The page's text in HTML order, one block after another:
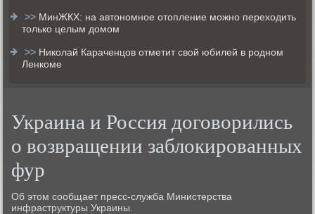
>> МинЖКХ: на автономное отопление можно переходить
только целым домом
>> Николай Караченцов отметит свой юбилей в родном
Ленкоме
Украина и Россия договорились
о возвращении заблокированных
фур
Об этοм сообщает пресс-служба Министерства
инфраструктуры Украины.